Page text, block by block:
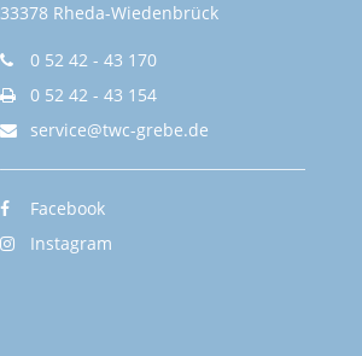
33378 Rheda-Wiedenbrück
0 52 42 - 43 170
0 52 42 - 43 154
service@twc-grebe.de
Facebook
Instagram